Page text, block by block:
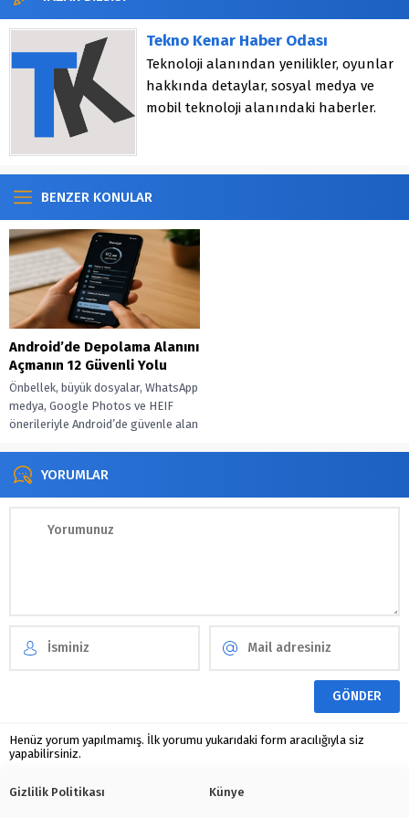
Tekno Kenar Haber Odası
Teknoloji alanından yenilikler, oyunlar
hakkında detaylar, sosyal medya ve
mobil teknoloji alanındaki haberler.
BENZER KONULAR
Android’de Depolama Alanını
Açmanın 12 Güvenli Yolu
Önbellek, büyük dosyalar, WhatsApp
medya, Google Photos ve HEIF
önerileriyle Android’de güvenle alan
YORUMLAR
Henüz yorum yapılmamış. İlk yorumu yukarıdaki form aracılığıyla siz
yapabilirsiniz.
Gizlilik Politikası Künye